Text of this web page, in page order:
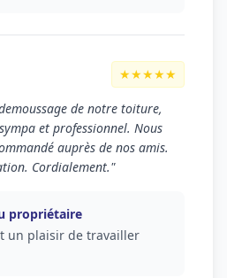
★★★★★
de notre toiture,
et professionnel. Nous
auprès de nos amis.
Cordialement."
propriétaire
un plaisir de travailler